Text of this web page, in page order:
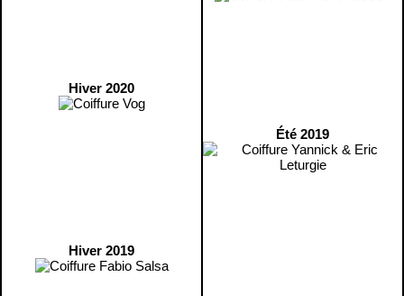
Hiver 2020
Hiver 2019
Été 2019